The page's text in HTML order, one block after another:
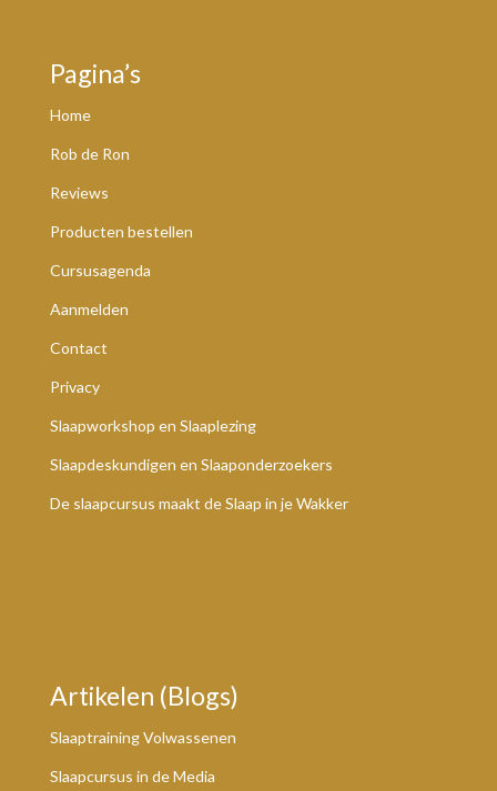
Pagina’s
Home
Rob de Ron
Reviews
Producten bestellen
Cursusagenda
Aanmelden
Contact
Privacy
Slaapworkshop en Slaaplezing
Slaapdeskundigen en Slaaponderzoekers
De slaapcursus maakt de Slaap in je Wakker
Artikelen (Blogs)
Slaaptraining Volwassenen
Slaapcursus in de Media